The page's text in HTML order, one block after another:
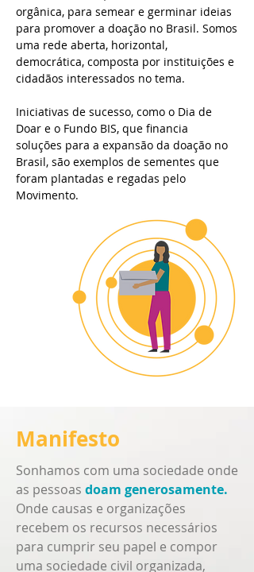
orgânica, para semear e germinar ideias
para promover a doação no Brasil. Somos
uma rede aberta, horizontal,
democrática, composta por instituições e
cidadãos interessados no tema.
Iniciativas de sucesso, como o Dia de
Doar e o Fundo BIS, que financia
soluções para a expansão da doação no
Brasil, são exemplos de sementes que
foram plantadas e regadas pelo
Movimento.
Manifesto
Sonhamos com uma sociedade onde
as pessoas doam generosamente.
Onde causas e organizações
recebem os recursos necessários
para cumprir seu papel e compor
uma sociedade civil organizada,